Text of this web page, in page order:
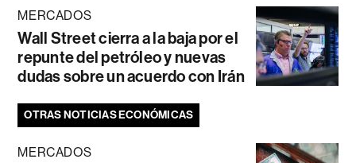
MERCADOS
Wall Street cierra a la baja por el
repunte del petróleo y nuevas
dudas sobre un acuerdo con Irán
OTRAS NOTICIAS ECONÓMICAS
MERCADOS